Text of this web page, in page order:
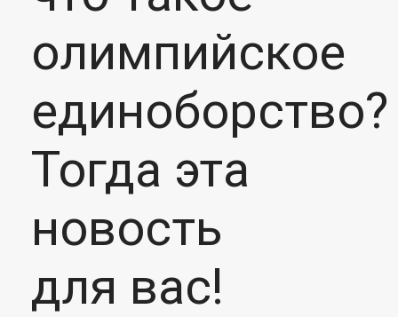
олимпийское
единоборство?
Тогда эта
новость
для вас!